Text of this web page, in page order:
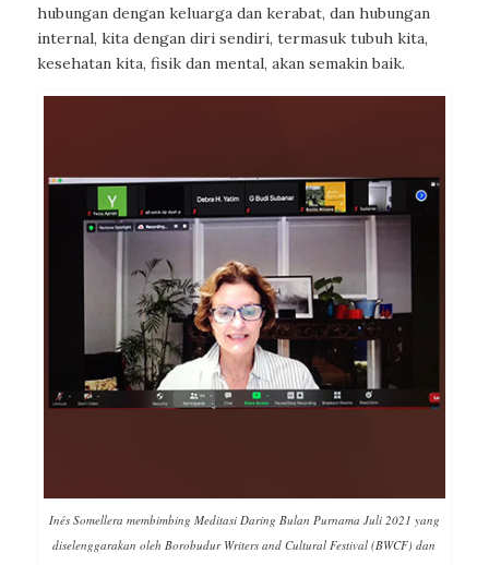
hubungan dengan keluarga dan kerabat, dan hubungan
internal, kita dengan diri sendiri, termasuk tubuh kita,
kesehatan kita, fisik dan mental, akan semakin baik.
Inés Somellera membimbing Meditasi Daring Bulan Purnama Juli 2021 yang
diselenggarakan oleh Borobudur Writers and Cultural Festival (BWCF) dan